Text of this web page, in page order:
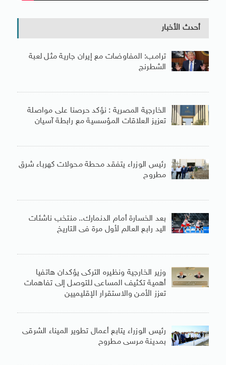
أحدث الأخبار
ترامب: المفاوضات مع إيران جارية مثل لعبة
الشطرنج
الخارجية المصرية : نؤكد حرصنا على مواصلة
تعزيز العلاقات المؤسسية مع رابطة آسيان
رئيس الوزراء يتفقد محطة محولات كهرباء شرق
مطروح
بعد الخسارة أمام الدنمارك.. منتخب ناشئات
اليد رابع العالم لأول مرة فى التاريخ
وزير الخارجية ونظيره التركى يؤكدان هاتفيا
أهمية تكثيف المساعى للتوصل إلى تفاهمات
تعزز الأمن والاستقرار الإقليميين
رئيس الوزراء يتابع أعمال تطوير الميناء الشرقى
بمدينة مرسى مطروح